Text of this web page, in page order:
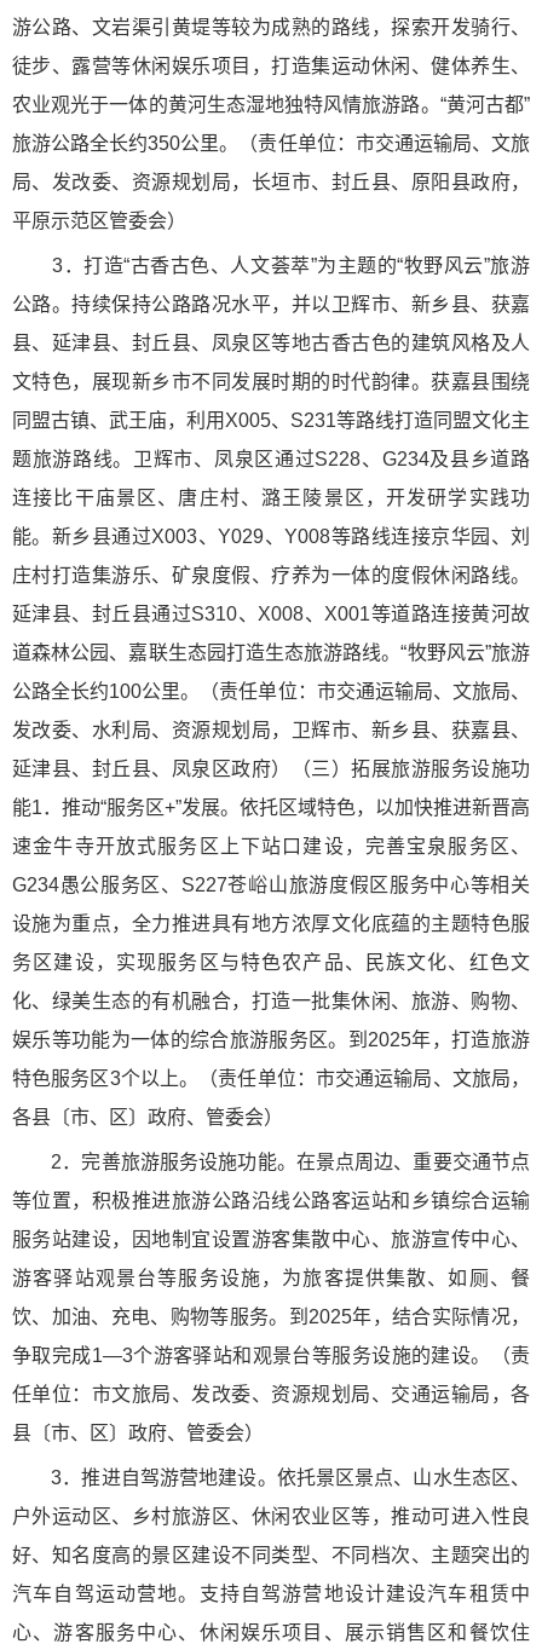
游公路、文岩渠引黄堤等较为成熟的路线，探索开发骑行、
徒步、露营等休闲娱乐项目，打造集运动休闲、健体养生、
农业观光于一体的黄河生态湿地独特风情旅游路。“黄河古都”
旅游公路全长约350公里。（责任单位：市交通运输局、文旅
局、发改委、资源规划局，长垣市、封丘县、原阳县政府，
平原示范区管委会）
3．打造“古香古色、人文荟萃”为主题的“牧野风云”旅游
公路。持续保持公路路况水平，并以卫辉市、新乡县、获嘉
县、延津县、封丘县、凤泉区等地古香古色的建筑风格及人
文特色，展现新乡市不同发展时期的时代韵律。获嘉县围绕
同盟古镇、武王庙，利用X005、S231等路线打造同盟文化主
题旅游路线。卫辉市、凤泉区通过S228、G234及县乡道路
连接比干庙景区、唐庄村、潞王陵景区，开发研学实践功
能。新乡县通过X003、Y029、Y008等路线连接京华园、刘
庄村打造集游乐、矿泉度假、疗养为一体的度假休闲路线。
延津县、封丘县通过S310、X008、X001等道路连接黄河故
道森林公园、嘉联生态园打造生态旅游路线。“牧野风云”旅游
公路全长约100公里。（责任单位：市交通运输局、文旅局、
发改委、水利局、资源规划局，卫辉市、新乡县、获嘉县、
延津县、封丘县、凤泉区政府）（三）拓展旅游服务设施功
能1．推动“服务区+”发展。依托区域特色，以加快推进新晋高
速金牛寺开放式服务区上下站口建设，完善宝泉服务区、
G234愚公服务区、S227苍峪山旅游度假区服务中心等相关
设施为重点，全力推进具有地方浓厚文化底蕴的主题特色服
务区建设，实现服务区与特色农产品、民族文化、红色文
化、绿美生态的有机融合，打造一批集休闲、旅游、购物、
娱乐等功能为一体的综合旅游服务区。到2025年，打造旅游
特色服务区3个以上。（责任单位：市交通运输局、文旅局，
各县〔市、区〕政府、管委会）
2．完善旅游服务设施功能。在景点周边、重要交通节点
等位置，积极推进旅游公路沿线公路客运站和乡镇综合运输
服务站建设，因地制宜设置游客集散中心、旅游宣传中心、
游客驿站观景台等服务设施，为旅客提供集散、如厕、餐
饮、加油、充电、购物等服务。到2025年，结合实际情况，
争取完成1—3个游客驿站和观景台等服务设施的建设。（责
任单位：市文旅局、发改委、资源规划局、交通运输局，各
县〔市、区〕政府、管委会）
3．推进自驾游营地建设。依托景区景点、山水生态区、
户外运动区、乡村旅游区、休闲农业区等，推动可进入性良
好、知名度高的景区建设不同类型、不同档次、主题突出的
汽车自驾运动营地。支持自驾游营地设计建设汽车租赁中
心、游客服务中心、休闲娱乐项目、展示销售区和餐饮住